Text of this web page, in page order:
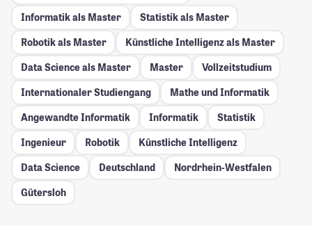
Informatik als Master
Statistik als Master
Robotik als Master
Künstliche Intelligenz als Master
Data Science als Master
Master
Vollzeitstudium
Internationaler Studiengang
Mathe und Informatik
Angewandte Informatik
Informatik
Statistik
Ingenieur
Robotik
Künstliche Intelligenz
Data Science
Deutschland
Nordrhein-Westfalen
Gütersloh